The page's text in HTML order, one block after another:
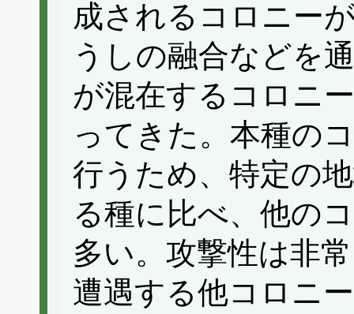
成されるコロニー
うしの融合などを
が混在するコロニ
ってきた。本種の
行うため、特定の
る種に比べ、他の
多い。攻撃性は非
遭遇する他コロニ